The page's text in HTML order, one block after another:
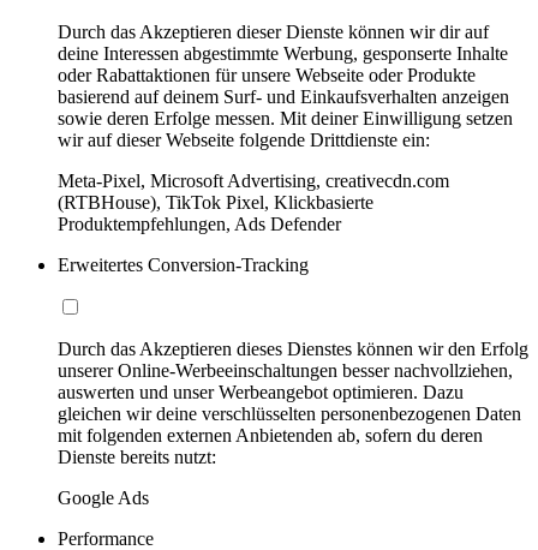
Durch das Akzeptieren dieser Dienste können wir dir auf
deine Interessen abgestimmte Werbung, gesponserte Inhalte
oder Rabattaktionen für unsere Webseite oder Produkte
basierend auf deinem Surf- und Einkaufsverhalten anzeigen
sowie deren Erfolge messen. Mit deiner Einwilligung setzen
wir auf dieser Webseite folgende Drittdienste ein:
Meta-Pixel, Microsoft Advertising, creativecdn.com
(RTBHouse), TikTok Pixel, Klickbasierte
Produktempfehlungen, Ads Defender
Erweitertes Conversion-Tracking
Durch das Akzeptieren dieses Dienstes können wir den Erfolg
unserer Online-Werbeeinschaltungen besser nachvollziehen,
auswerten und unser Werbeangebot optimieren. Dazu
gleichen wir deine verschlüsselten personenbezogenen Daten
mit folgenden externen Anbietenden ab, sofern du deren
Dienste bereits nutzt:
Google Ads
Performance